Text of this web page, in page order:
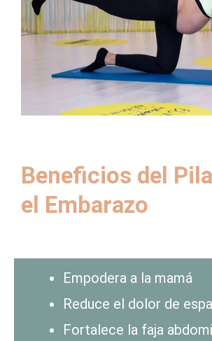
Beneficios del
el Embarazo
Empodera a la mamá
Reduce el dolor de
Fortalece la faja